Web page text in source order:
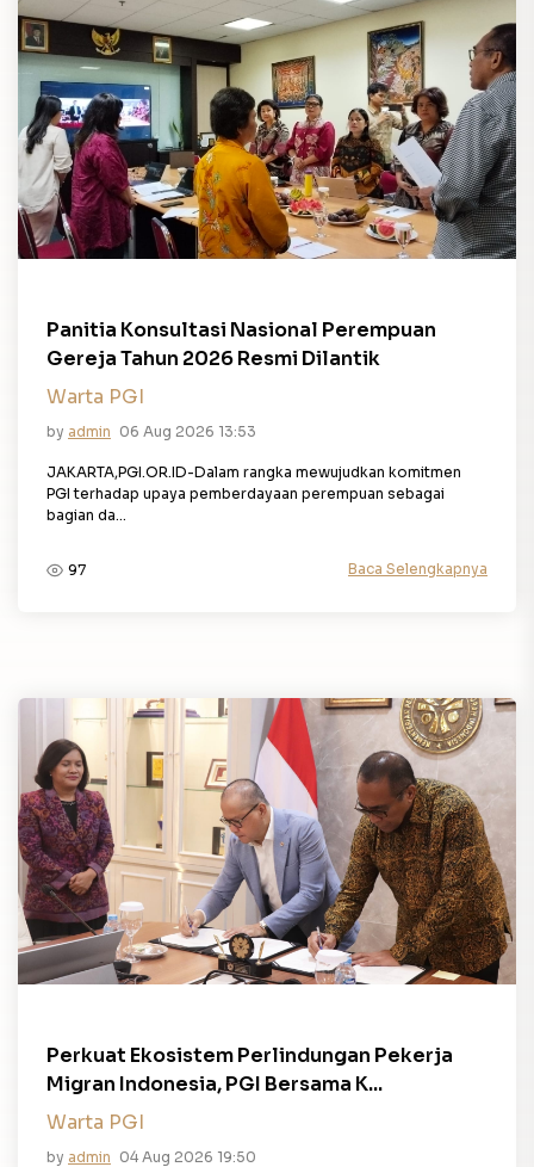
Panitia Konsultasi Nasional Perempuan
Gereja Tahun 2026 Resmi Dilantik
Warta PGI
by admin 06 Aug 2026 13:53
JAKARTA,PGI.OR.ID-Dalam rangka mewujudkan komitmen
PGI terhadap upaya pemberdayaan perempuan sebagai
bagian da...
97 Baca Selengkapnya
Perkuat Ekosistem Perlindungan Pekerja
Migran Indonesia, PGI Bersama K...
Warta PGI
by admin 04 Aug 2026 19:50